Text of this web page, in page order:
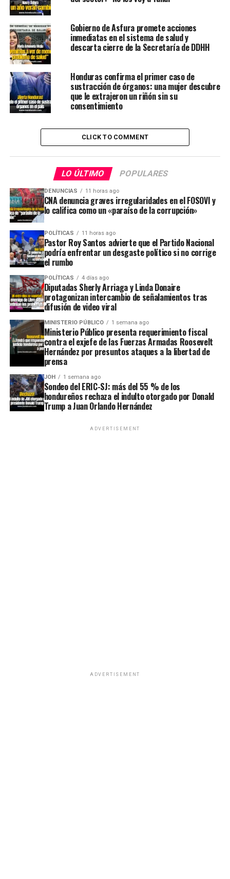
Gobierno de Asfura promete acciones
inmediatas en el sistema de salud y
descarta cierre de la Secretaría de DDHH
Honduras confirma el primer caso de
sustracción de órganos: una mujer descubre
que le extrajeron un riñón sin su
consentimiento
CLICK TO COMMENT
LO ÚLTIMO POPULARES
DENUNCIAS 11 horas ago
CNA denuncia graves irregularidades en el FOSOVI y
lo califica como un «paraíso de la corrupción»
POLÍTICAS 11 horas ago
Pastor Roy Santos advierte que el Partido Nacional
podría enfrentar un desgaste político si no corrige
el rumbo
POLÍTICAS 4 días ago
Diputadas Sherly Arriaga y Linda Donaire
protagonizan intercambio de señalamientos tras
difusión de video viral
MINISTERIO PÚBLICO 1 semana ago
Ministerio Público presenta requerimiento fiscal
contra el exjefe de las Fuerzas Armadas Roosevelt
Hernández por presuntos ataques a la libertad de
prensa
JOH 1 semana ago
Sondeo del ERIC-SJ: más del 55 % de los
hondureños rechaza el indulto otorgado por Donald
Trump a Juan Orlando Hernández
ADVERTISEMENT
ADVERTISEMENT